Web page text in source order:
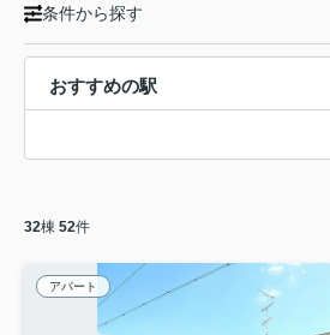
条件から探す
おすすめの駅
32棟 52件
アパート